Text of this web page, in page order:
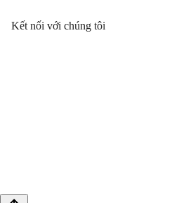
Kết nối với chúng tôi